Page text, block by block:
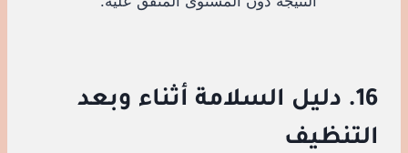
16. دليل السلامة أثناء وبعد
التنظيف